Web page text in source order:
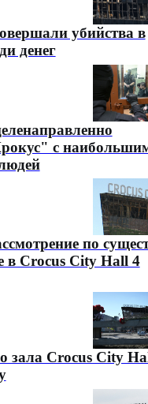
убийства в
денег
с
по
в Crocus City Hall 4
зала Crocus City